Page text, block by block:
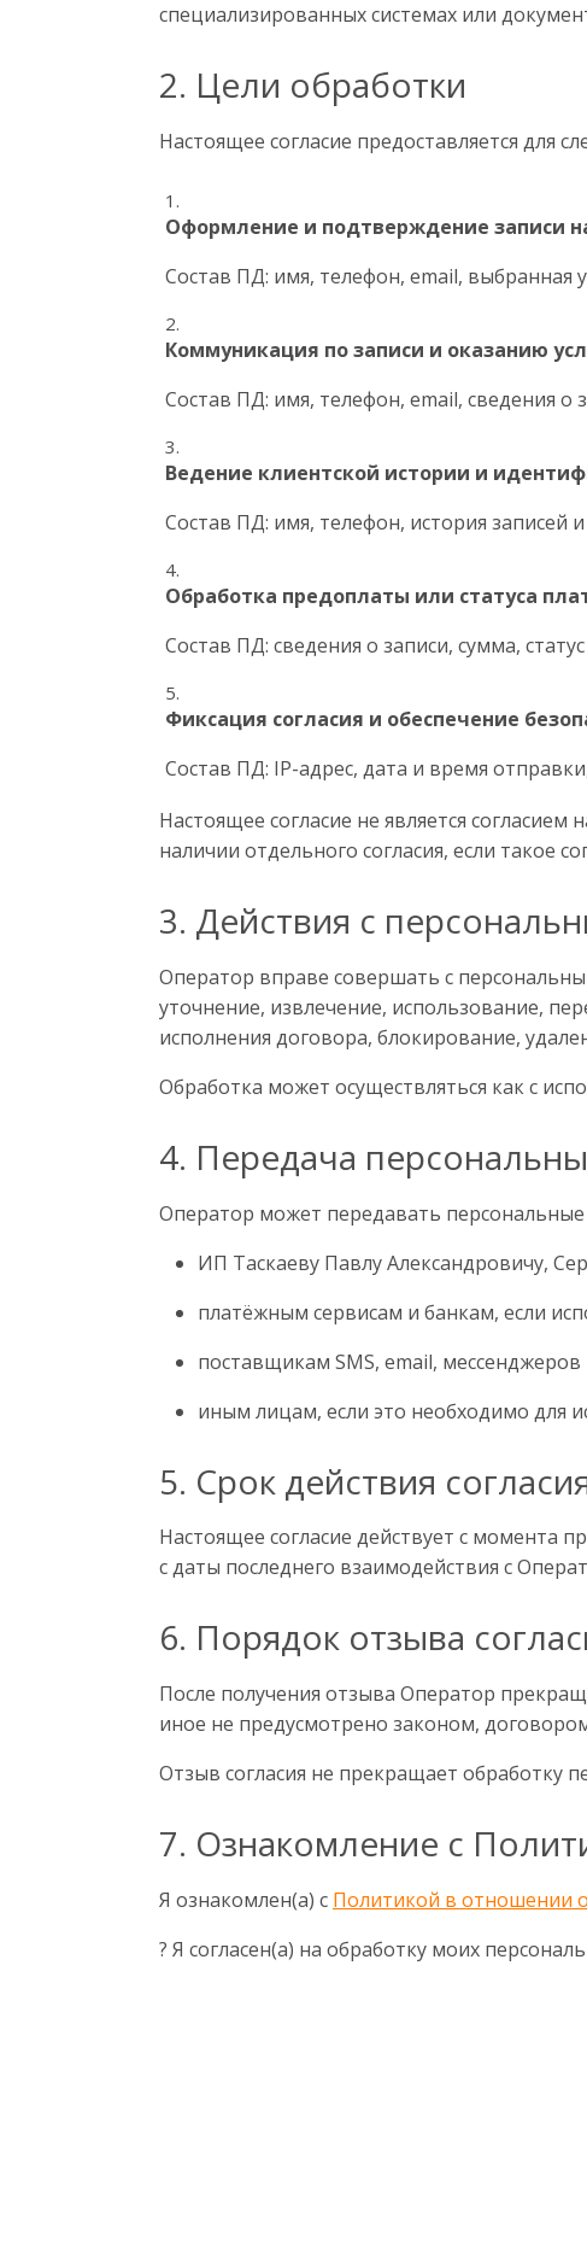
специализированных системах или
2. Цели обработки
Настоящее согласие предоставляется для
Оформление и подтверждение записи
Состав ПД: имя, телефон, email, выбранная
Коммуникация по записи и оказанию
Состав ПД: имя, телефон, email, сведения о
Ведение клиентской истории и
Состав ПД: имя, телефон, история записей и
Обработка предоплаты или статуса
Состав ПД: сведения о записи, сумма,
Фиксация согласия и обеспечение
Состав ПД: IP-адрес, дата и время
Настоящее согласие не является
наличии отдельного согласия, если такое
3. Действия с
Оператор вправе совершать с
уточнение, извлечение, использование,
исполнения договора, блокирование,
Обработка может осуществляться как с
4. Передача
Оператор может передавать
ИП Таскаеву Павлу Александровичу,
платёжным сервисам и банкам, если
поставщикам SMS, email,
иным лицам, если это необходимо для
5. Срок действия
Настоящее согласие действует с момента
с даты последнего взаимодействия с
6. Порядок отзыва
После получения отзыва Оператор
иное не предусмотрено законом,
Отзыв согласия не прекращает обработку
7. Ознакомление с
Я ознакомлен(а) с Политикой в отношении
? Я согласен(а) на обработку моих